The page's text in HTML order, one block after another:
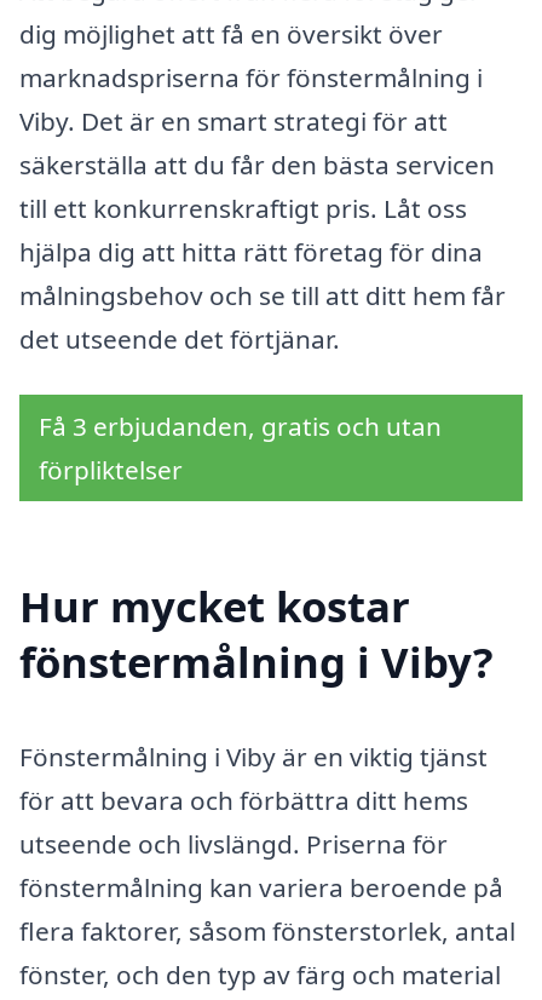
dig möjlighet att få en översikt över
marknadspriserna för fönstermålning i
Viby. Det är en smart strategi för att
säkerställa att du får den bästa servicen
till ett konkurrenskraftigt pris. Låt oss
hjälpa dig att hitta rätt företag för dina
målningsbehov och se till att ditt hem får
det utseende det förtjänar.
Få 3 erbjudanden, gratis och utan
förpliktelser
Hur mycket kostar
fönstermålning i Viby?
Fönstermålning i Viby är en viktig tjänst
för att bevara och förbättra ditt hems
utseende och livslängd. Priserna för
fönstermålning kan variera beroende på
flera faktorer, såsom fönsterstorlek, antal
fönster, och den typ av färg och material